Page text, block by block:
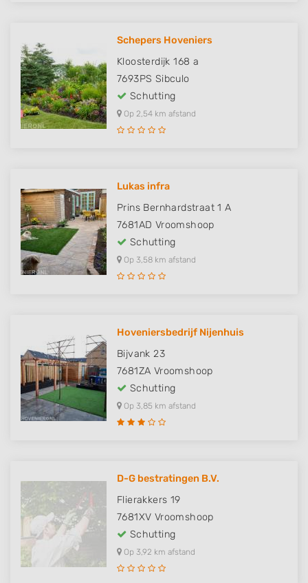
Schepers Hoveniers
Kloosterdijk 168 a
7693PS Sibculo
Schutting
Op 2,54 km afstand
Lukas infra
Prins Bernhardstraat 1 A
7681AD Vroomshoop
Schutting
Op 3,58 km afstand
Hoveniersbedrijf Nijenhuis
Bijvank 23
7681ZA Vroomshoop
Schutting
Op 3,85 km afstand
D-G bestratingen B.V.
Flierakkers 19
7681XV Vroomshoop
Schutting
Op 3,92 km afstand